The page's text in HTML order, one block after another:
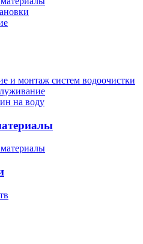
и монтаж систем водоочистки
на воду